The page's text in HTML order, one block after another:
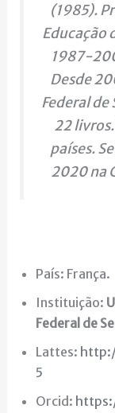
(1985).
Educação
1987-
Desde
Federal de
22
países.
2020 na
País: França.
Instituição:
Federal de
Lattes:
5
Orcid: